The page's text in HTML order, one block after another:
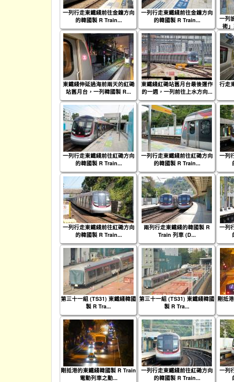
一列行走東鐵綫前往金鐘方向
的韓國製 R Train...
一列行走東鐵綫前往金鐘方向
的韓國製 R Train...
一列
術
東鐵綫伸延過海前兩天的紅磡
站舊月台，一列韓國製 R...
東鐵綫紅磡站舊月台最後運作
的一週，一列前往上水方向...
行走
一列行走東鐵綫前往紅磡方向
的韓國製 R Train...
一列行走東鐵綫前往紅磡方向
的韓國製 R Train...
一列
一列行走東鐵綫前往紅磡方向
的韓國製 R Train...
兩列行走東鐵綫的韓國製 R
Train 列車 (D...
一列
第三十一組 (TS31) 東鐵綫韓國
製 R Tra...
第三十一組 (TS31) 東鐵綫韓國
製 R Tra...
剛抵
剛抵港的東鐵綫韓國製 R Train
電動列車之動...
一列行走東鐵綫前往紅磡方向
的韓國製 R Train...
一列